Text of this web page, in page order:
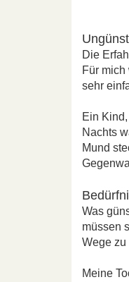
Die
Für
sehr
Ein
Nachts
Mund
Was
müssen
Wege zu
Meine